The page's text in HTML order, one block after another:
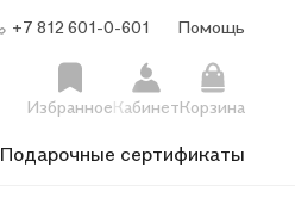
+7 812 601-0-601 Помощь
ИзбранноеКабинетКорзина
Подарочные сертификаты